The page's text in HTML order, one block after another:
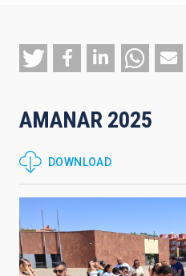
AMANAR 2025
DOWNLOAD